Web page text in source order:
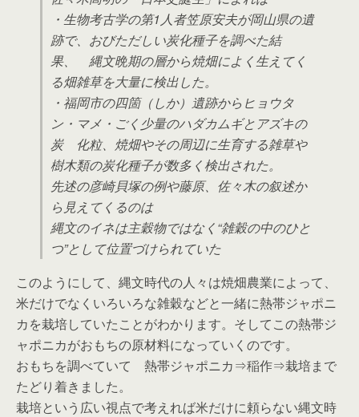
・生物考古学の第1人者笠原安夫が岡山県の遺
跡で、おびただしい炭化種子を調べた結
果、 縄文晩期の層から焼畑によく生えてく
る畑雑草を大量に検出した。
・福岡市の四箇（しか）遺跡からヒョウタ
ン・マメ・ごく少量のハダカムギとアズキの
炭 化粒、焼畑やその周辺に生育する雑草や
樹木類の炭化種子が数多く検出された。
先述の彦崎貝塚の例や藤原、佐々木の叙述か
ら見えてくるのは
縄文のイネは主穀物ではなく“雑穀の中のひと
つ”として位置づけられていた
このようにして、縄文時代の人々は焼畑農業によって、
米だけでなくいろいろな雑穀などと一緒に熱帯ジャポニ
カを栽培していたことがわかります。そしてこの熱帯ジ
ャポニカがおもちの原材料になっていくのです。
おもちを調べていて 熱帯ジャポニカ⇒稲作⇒栽培まで
たどり着きました。
栽培という広い視点で考えれば米だけに頼らない縄文時